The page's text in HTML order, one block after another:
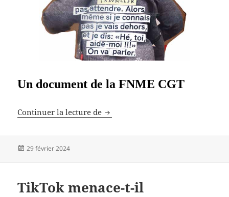
Un document de la FNME CGT
Continuer la lecture de Cass€ investigations
Publié
29 février 2024
TikTok menace-t-il